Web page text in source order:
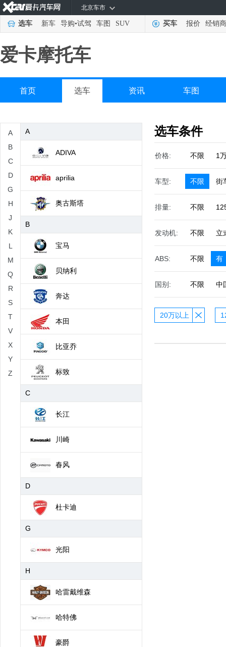
北京车市
选车 新车 导购•试驾 车图 SUV 买车 报价 经销商
爱卡摩托车
首页 选车 资讯 车图
A
B
C
D
G
H
J
K
L
M
Q
R
S
T
V
X
Y
Z
A
ADIVA
aprilia
奥古斯塔
B
宝马
贝纳利
奔达
本田
比亚乔
标致
C
长江
川崎
春风
D
杜卡迪
G
光阳
H
哈雷戴维森
哈特佛
豪爵
选车条件
价格: 不限 1
车型: 不限 街
排量: 不限
发动机: 不限 立
ABS: 不限 有
国别: 不限 中
20万以上